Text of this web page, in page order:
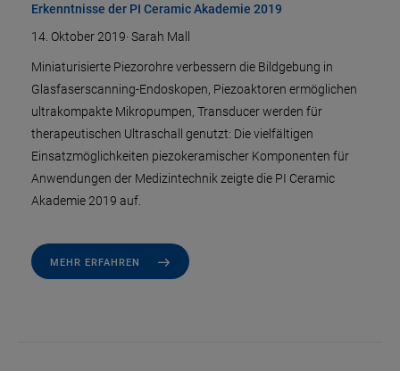
Erkenntnisse der PI Ceramic Akademie 2019
14. Oktober 2019· Sarah Mall
Miniaturisierte Piezorohre verbessern die Bildgebung in
Glasfaserscanning-Endoskopen, Piezoaktoren ermöglichen
ultrakompakte Mikropumpen, Transducer werden für
therapeutischen Ultraschall genutzt: Die vielfältigen
Einsatzmöglichkeiten piezokeramischer Komponenten für
Anwendungen der Medizintechnik zeigte die PI Ceramic
Akademie 2019 auf.
MEHR ERFAHREN